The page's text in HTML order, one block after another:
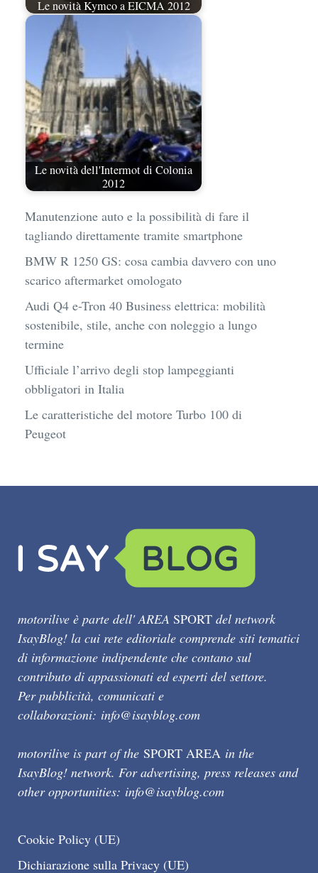
Le novità Kymco a EICMA 2012
Le novità dell'Intermot di Colonia
2012
Manutenzione auto e la possibilità di fare il
tagliando direttamente tramite smartphone
BMW R 1250 GS: cosa cambia davvero con uno
scarico aftermarket omologato
Audi Q4 e-Tron 40 Business elettrica: mobilità
sostenibile, stile, anche con noleggio a lungo
termine
Ufficiale l’arrivo degli stop lampeggianti
obbligatori in Italia
Le caratteristiche del motore Turbo 100 di
Peugeot
motorilive è parte dell' AREA SPORT del network
IsayBlog! la cui rete editoriale comprende siti tematici
di informazione indipendente che contano sul
contributo di appassionati ed esperti del settore.
Per pubblicità, comunicati e
collaborazioni: info@isayblog.com
motorilive is part of the SPORT AREA in the
IsayBlog! network. For advertising, press releases and
other opportunities: info@isayblog.com
Cookie Policy (UE)
Dichiarazione sulla Privacy (UE)